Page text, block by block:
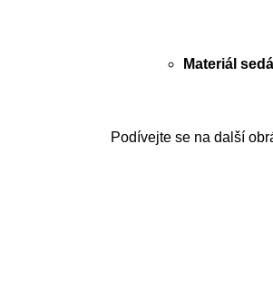
Materiál
Podívejte se na další